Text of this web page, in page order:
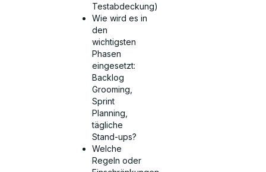
Testabdeckung)
Wie wird es in
den
wichtigsten
Phasen
eingesetzt:
Backlog
Grooming,
Sprint
Planning,
tägliche
Stand-ups?
Welche
Regeln oder